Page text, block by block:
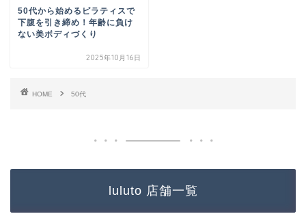
50代から始めるピラティスで
下腹を引き締め！年齢に負け
ない美ボディづくり
2025年10月16日
HOME 50代
luluto 店舗一覧